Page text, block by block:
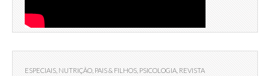
ESPECIAIS NUTRIÇÃO PAIS & FILHOS PSICOLOGIA REVISTA